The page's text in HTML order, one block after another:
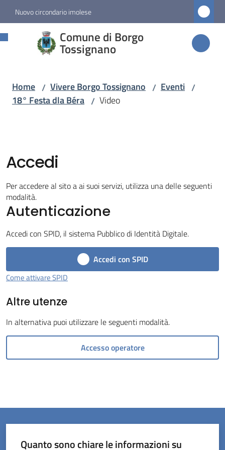
Vai al contenuto
Vai alla navigazione
Vai al footer
Nuovo circondario imolese
Comune di Borgo
Tossignano
Comune di
Borgo
Servizi
Vivere
Borgo
Menu selezionato
Servizi
line
Prenotazioni
Home / Vivere Borgo Tossignano / Eventi /
18° Festa dla Béra / Video
Accedi
Per accedere al sito a ai suoi servizi, utilizza una delle seguenti
modalità.
Autenticazione
Accedi con SPID, il sistema Pubblico di Identità Digitale.
Accedi con SPID
Come attivare SPID
Altre utenze
In alternativa puoi utilizzare le seguenti modalità.
Accesso operatore
Quanto sono chiare le informazioni su